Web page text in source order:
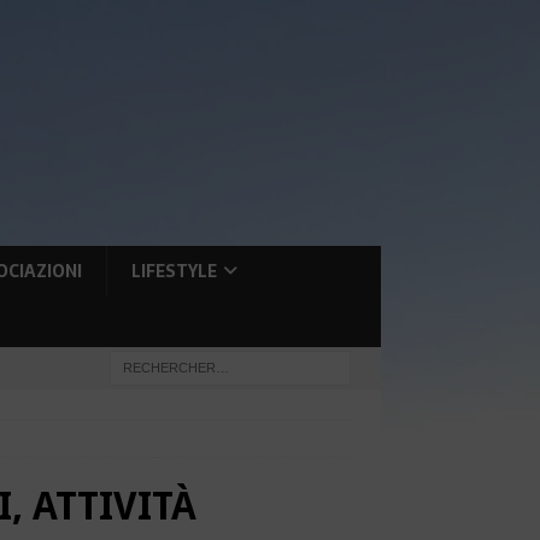
LIFESTYLE
ATTIVITÀ